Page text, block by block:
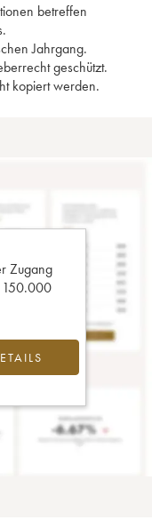
betreffen
Jahrgang.
geschützt.
kopiert werden.
Zugang
150.000